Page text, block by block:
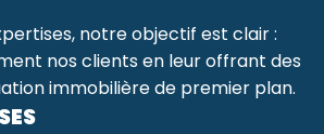
notre objectif est clair :
nos clients en leur offrant des
immobilière de premier plan.